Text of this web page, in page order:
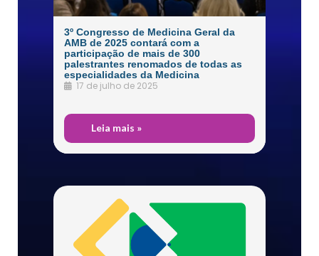
3º Congresso de Medicina Geral da
AMB de 2025 contará com a
participação de mais de 300
palestrantes renomados de todas as
especialidades da Medicina
17 de julho de 2025
Leia mais »